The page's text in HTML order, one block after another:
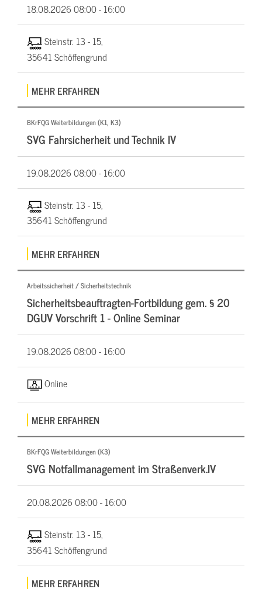
18.08.202608:00 - 16:00
Steinstr. 13 - 15,
35641 Schöffengrund
MEHR ERFAHREN
BKrFQG Weiterbildungen (K1, K3)
SVG Fahrsicherheit und Technik IV
19.08.202608:00 - 16:00
Steinstr. 13 - 15,
35641 Schöffengrund
MEHR ERFAHREN
Arbeitssicherheit / Sicherheitstechnik
Sicherheitsbeauftragten-Fortbildung gem. § 20
DGUV Vorschrift 1 - Online Seminar
19.08.202608:00 - 16:00
Online
MEHR ERFAHREN
BKrFQG Weiterbildungen (K3)
SVG Notfallmanagement im Straßenverk.IV
20.08.202608:00 - 16:00
Steinstr. 13 - 15,
35641 Schöffengrund
MEHR ERFAHREN